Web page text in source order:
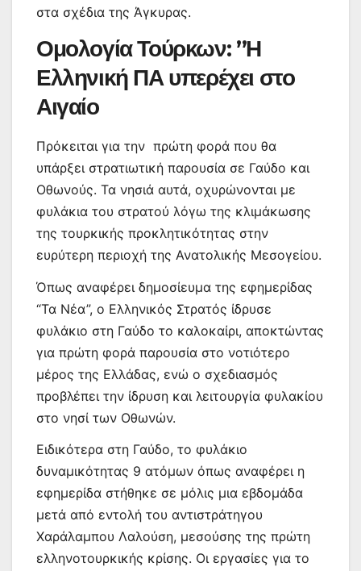
στα σχέδια της Άγκυρας.
Ομολογία Τούρκων: ”Η
Ελληνική ΠΑ υπερέχει στο
Αιγαίο
Πρόκειται για την πρώτη φορά που θα
υπάρξει στρατιωτική παρουσία σε Γαύδο και
Οθωνούς. Τα νησιά αυτά, οχυρώνονται με
φυλάκια του στρατού λόγω της κλιμάκωσης
της τουρκικής προκλητικότητας στην
ευρύτερη περιοχή της Ανατολικής Μεσογείου.
Όπως αναφέρει δημοσίευμα της εφημερίδας
“Τα Νέα”, ο Ελληνικός Στρατός ίδρυσε
φυλάκιο στη Γαύδο το καλοκαίρι, αποκτώντας
για πρώτη φορά παρουσία στο νοτιότερο
μέρος της Ελλάδας, ενώ ο σχεδιασμός
προβλέπει την ίδρυση και λειτουργία φυλακίου
στο νησί των Οθωνών.
Ειδικότερα στη Γαύδο, το φυλάκιο
δυναμικότητας 9 ατόμων όπως αναφέρει η
εφημερίδα στήθηκε σε μόλις μια εβδομάδα
μετά από εντολή του αντιστράτηγου
Χαράλαμπου Λαλούση, μεσούσης της πρώτη
ελληνοτουρκικής κρίσης. Οι εργασίες για το